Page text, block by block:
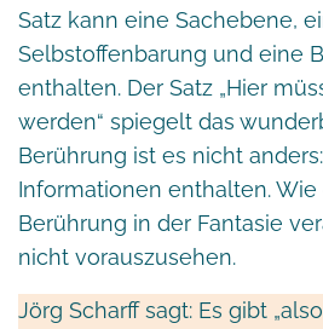
Satz kann eine Sachebene,
Selbstoffenbarung und eine
enthalten. Der Satz „Hier
werden“ spiegelt das
Berührung ist es nicht
Informationen enthalten.
Berührung in der Fantasie
nicht vorauszusehen.
Jörg Scharff sagt: Es gibt